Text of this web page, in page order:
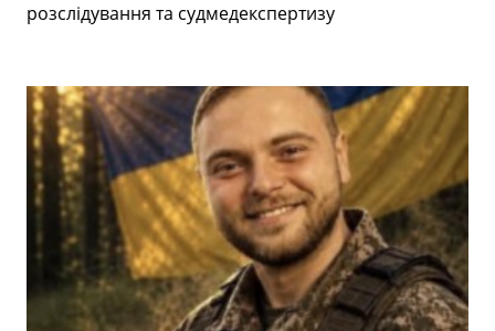
розслідування та судмедекспертизу